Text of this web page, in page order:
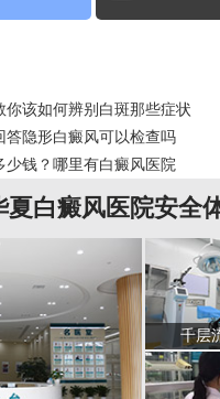
你该如何辨别白斑那些症状
答隐形白癜风可以检查吗
少钱？哪里有白癜风医院
夏白癜风医院安全
千层